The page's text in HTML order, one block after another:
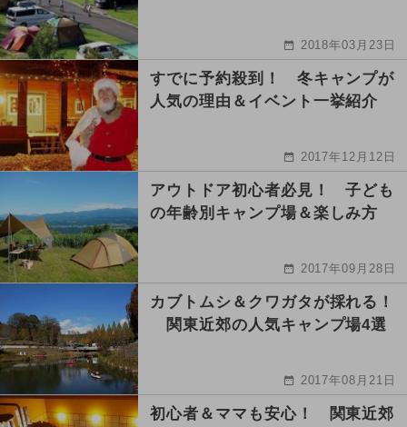
2018年03月23日
すでに予約殺到！ 冬キャンプが
人気の理由＆イベント一挙紹介
2017年12月12日
アウトドア初心者必見！ 子ども
の年齢別キャンプ場＆楽しみ方
2017年09月28日
カブトムシ＆クワガタが採れる！
関東近郊の人気キャンプ場4選
2017年08月21日
初心者＆ママも安心！ 関東近郊